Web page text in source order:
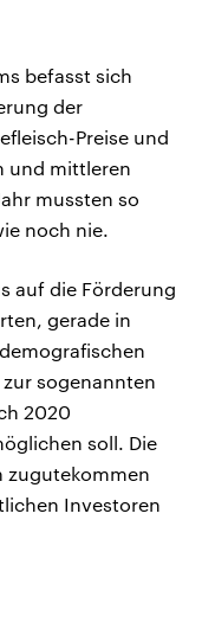
befasst sich
der
Preise und
und mittleren
mussten so
noch nie.
auf die Förderung
gerade in
sogenannten
2020
soll. Die
zugutekommen
Investoren